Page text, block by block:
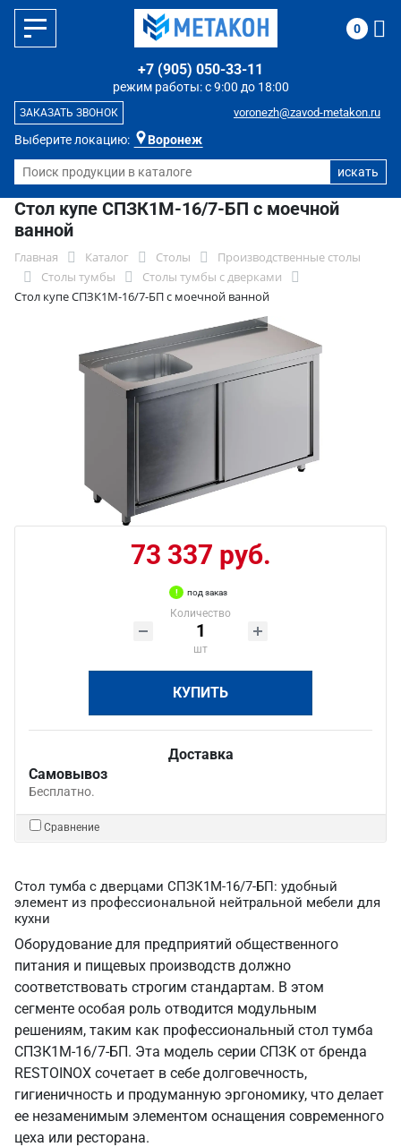
Выберите локацию: Воронеж
режим работы: с 9:00 до 18:00
+7 (905) 050-33-11
voronezh@zavod-metakon.ru
ЗАКАЗАТЬ ЗВОНОК
0
Стол купе СПЗК1М-16/7-БП с моечной
ванной
Главная Каталог Столы
Производственные столы
Столы тумбы
Столы тумбы с дверками
Стол купе СПЗК1М-16/7-БП с моечной ванной
73 337 руб.
под заказ
Количество
шт
КУПИТЬ
Доставка
Самовывоз
Бесплатно.
Сравнение
Стол тумба с дверцами СПЗК1М-16/7-БП: удобный
элемент из профессиональной нейтральной мебели для
кухни
Оборудование для предприятий общественного
питания и пищевых производств должно
соответствовать строгим стандартам. В этом
сегменте особая роль отводится модульным
решениям, таким как профессиональный стол тумба
СПЗК1М-16/7-БП. Эта модель серии СПЗК от бренда
RESTOINOX сочетает в себе долговечность,
гигиеничность и продуманную эргономику, что делает
ее незаменимым элементом оснащения современного
цеха или ресторана.